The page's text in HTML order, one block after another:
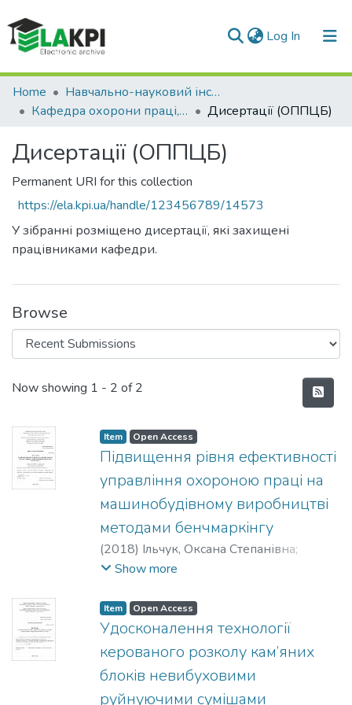
Log In (current)
Communities & Collections
All of DSpace
Statistics
Home
Навчально-науковий інститут енергозбереження та енергоменеджменту (НН ІЕЕ)
Кафедра охорони праці, промислової та цивільної безпеки (ОППЦБ)
Дисертації (ОППЦБ)
Дисертації (ОППЦБ)
Permanent URI for this collection
https://ela.kpi.ua/handle/123456789/14573
У зібранні розміщено дисертації, які захищені
працівниками кафедри.
Browse
Recent Submissions
Now showing 1 - 2 of 2
Item Open Access
Підвищення рівня ефективності
управління охороною праці на
машинобудівному виробництві
методами бенчмаркінгу
(2018) Ільчук, Оксана Степанівна;
Левченко, Олег Григорович
Show more
Item Open Access
Удосконалення технології
керованого розколу кам’яних
блоків невибуховими
руйнуючими сумішами